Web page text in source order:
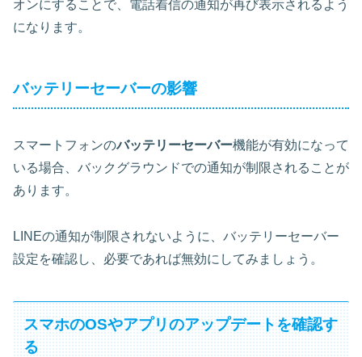
オンにすることで、電話着信の通知が再び表示されるよう
になります。
バッテリーセーバーの影響
スマートフォンのバッテリーセーバー機能が有効になって
いる場合、バックグラウンドでの通知が制限されることが
あります。
LINEの通知が制限されないように、バッテリーセーバー
設定を確認し、必要であれば無効にしてみましょう。
スマホのOSやアプリのアップデートを確認す
る